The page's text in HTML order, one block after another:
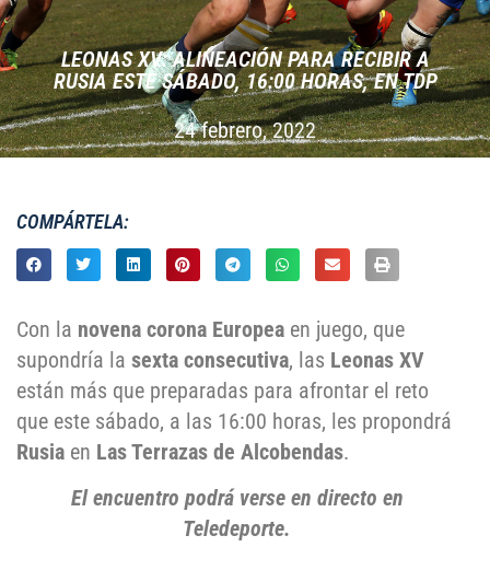
LEONAS XV: ALINEACIÓN PARA RECIBIR A
RUSIA ESTE SÁBADO, 16:00 HORAS, EN TDP
24 febrero, 2022
COMPÁRTELA:
Con la novena corona Europea en juego, que
supondría la sexta consecutiva, las Leonas XV
están más que preparadas para afrontar el reto
que este sábado, a las 16:00 horas, les propondrá
Rusia en Las Terrazas de Alcobendas.
El encuentro podrá verse en directo en
Teledeporte.